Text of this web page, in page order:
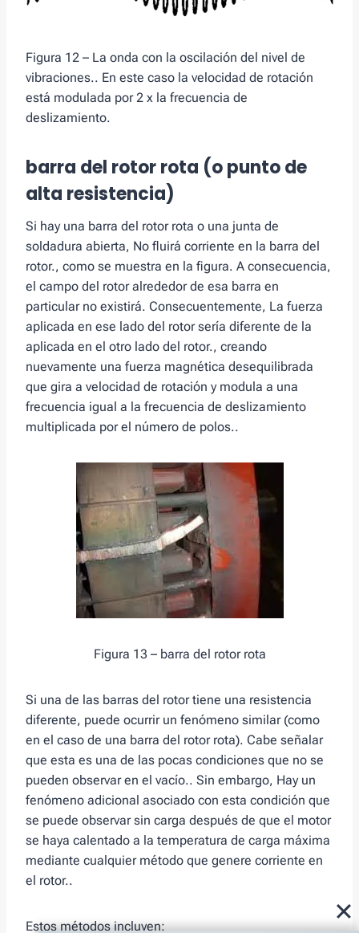
Figura 12 – La onda con la oscilación del nivel de
vibraciones.. En este caso la velocidad de rotación
está modulada por 2 x la frecuencia de
deslizamiento.
barra del rotor rota (o punto de
alta resistencia)
Si hay una barra del rotor rota o una junta de
soldadura abierta, No fluirá corriente en la barra del
rotor., como se muestra en la figura. A consecuencia,
el campo del rotor alrededor de esa barra en
particular no existirá. Consecuentemente, La fuerza
aplicada en ese lado del rotor sería diferente de la
aplicada en el otro lado del rotor., creando
nuevamente una fuerza magnética desequilibrada
que gira a velocidad de rotación y modula a una
frecuencia igual a la frecuencia de deslizamiento
multiplicada por el número de polos..
Figura 13 – barra del rotor rota
Si una de las barras del rotor tiene una resistencia
diferente, puede ocurrir un fenómeno similar (como
en el caso de una barra del rotor rota). Cabe señalar
que esta es una de las pocas condiciones que no se
pueden observar en el vacío.. Sin embargo, Hay un
fenómeno adicional asociado con esta condición que
se puede observar sin carga después de que el motor
se haya calentado a la temperatura de carga máxima
mediante cualquier método que genere corriente en
el rotor..
Estos métodos incluyen: